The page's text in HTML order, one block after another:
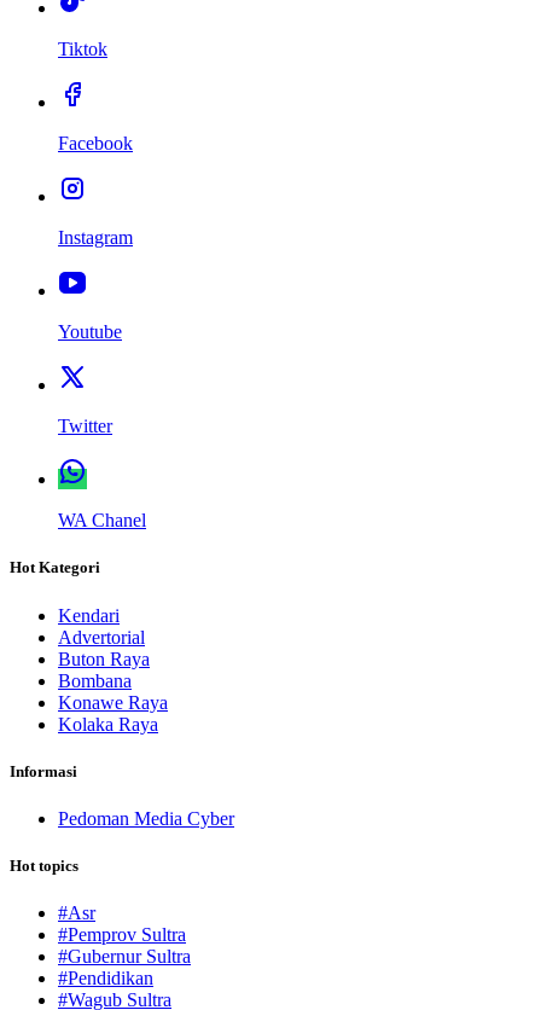
Tiktok
Facebook
Instagram
Youtube
Twitter
WA Chanel
Hot Kategori
Kendari
Advertorial
Buton Raya
Bombana
Konawe Raya
Kolaka Raya
Informasi
Pedoman Media Cyber
Hot topics
#Asr
#Pemprov Sultra
#Gubernur Sultra
#Pendidikan
#Wagub Sultra